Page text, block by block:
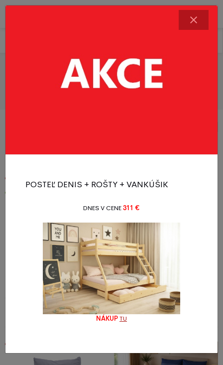
Bytový textil
Záves Firana 140/250 cm s
gumkou - bielá
skladom
Obliečky na vankúš bavlna 40x40
- svetlo modrá
2,31 €
POSTEĽ DENIS + ROŠTY + VANKÚŠIK
DNES V CENE311 €
NÁKUPTU